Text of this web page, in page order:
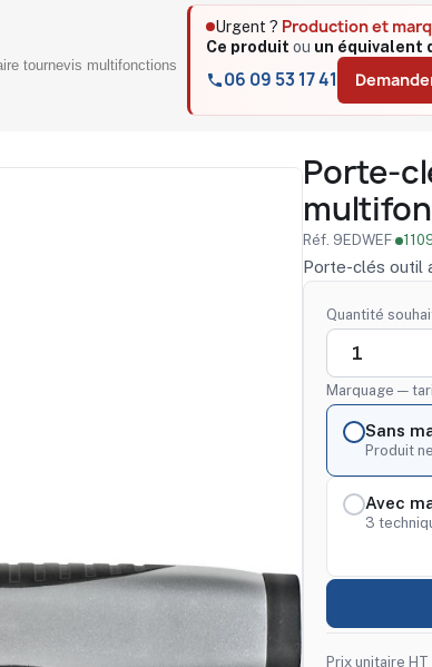
tournevis multifonctions
Urgent ? Production et
Ce produit ou un équivalent
06 09 53 17 41
Porte-
Réf. 9EDWEF·
Porte-clés outil
Quantité
Marquage —
Sans
Produit
Avec
3
Prix unitaire HT